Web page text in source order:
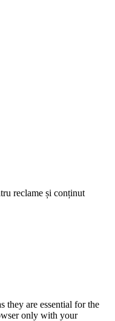
reclame și conținut
they are essential for the
only with your